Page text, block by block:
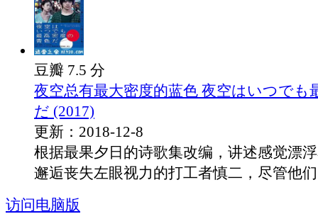
豆瓣 7.5 分
夜空总有最大密度的蓝色 夜空はいつでも
だ (2017)
更新：2018-12-8
根据最果夕日的诗歌集改编，讲述感觉漂
邂逅丧失左眼视力的打工者慎二，尽管他
访问电脑版